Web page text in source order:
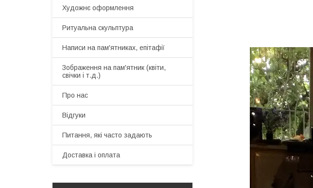
Художнє оформлення
Ритуальна скульптура
Написи на пам'ятниках, епітафії
Зображення на пам'ятник (квіти,
свічки і т.д.)
Про нас
Відгуки
Питання, які часто задають
Доставка і оплата